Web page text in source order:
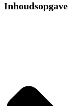
Inhoudsopgave